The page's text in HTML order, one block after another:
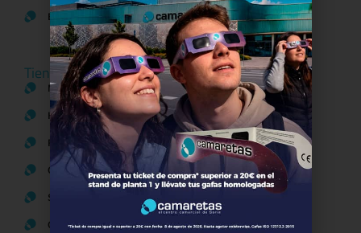
Bases legales Concursos y Promociones
Tiendas
Moda
Hogar y Alimentación
Regalos y Complementos
Ocio y Restauración
Servicios
Otros comparativos